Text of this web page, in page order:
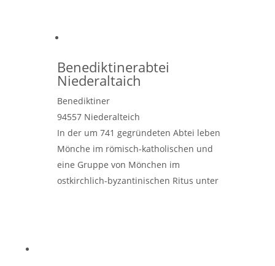
Benediktinerabtei
Niederaltaich
Benediktiner
94557 Niederalteich
In der um 741 gegründeten Abtei leben
Mönche im römisch-katholischen und
eine Gruppe von Mönchen im
ostkirchlich-byzantinischen Ritus unter